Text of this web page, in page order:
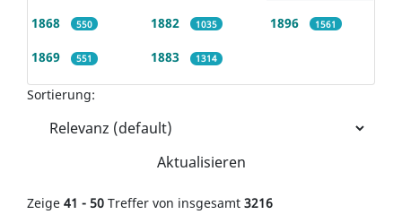
1868 550
1869 551
1882 1035
1883 1314
1896 1561
Sortierung:
Aktualisieren
Zeige 41 - 50 Treffer von insgesamt 3216